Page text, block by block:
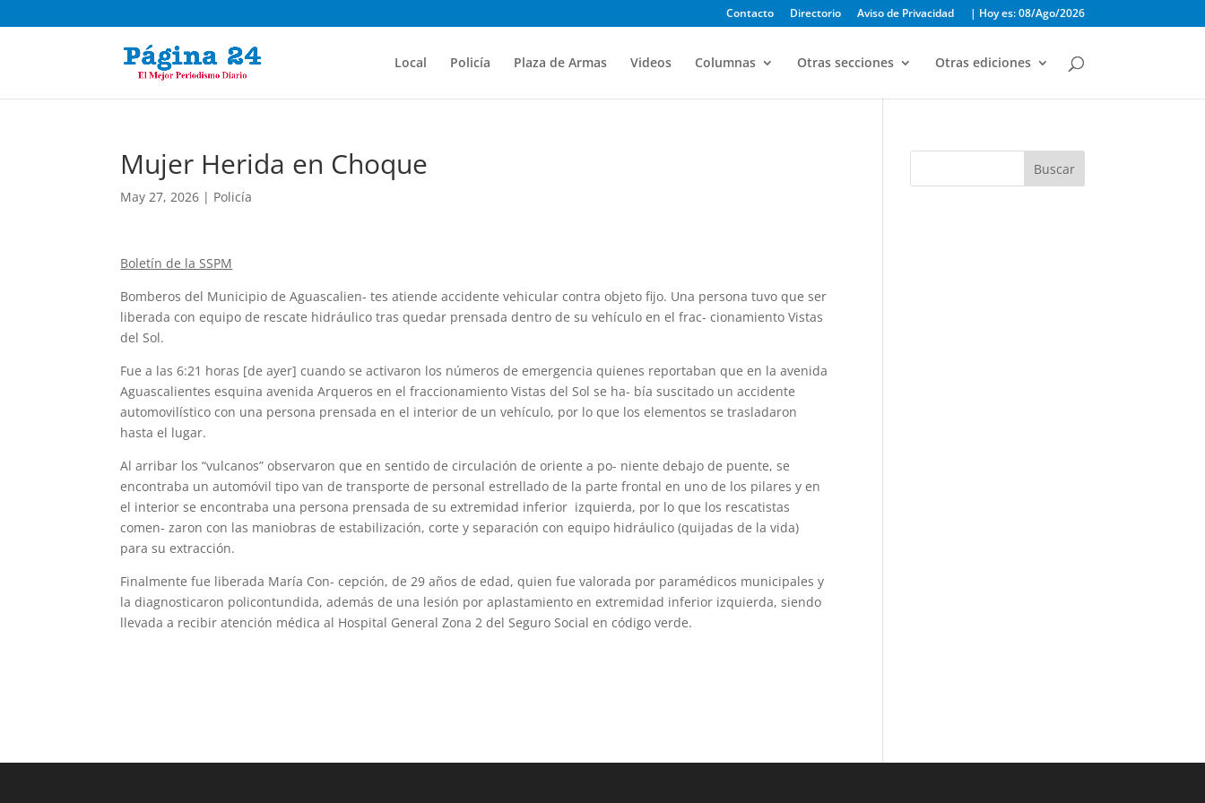
Contacto Directorio Aviso de Privacidad | Hoy es: 08/Ago/2026
Local Policía Plaza de Armas Videos Columnas Otras secciones Otras ediciones
Mujer Herida en Choque
May 27, 2026 | Policía
Boletín de la SSPM
Bomberos del Municipio de Aguascalien- tes atiende accidente vehicular contra objeto fijo. Una persona tuvo que ser
liberada con equipo de rescate hidráulico tras quedar prensada dentro de su vehículo en el frac- cionamiento Vistas
del Sol.
Fue a las 6:21 horas [de ayer] cuando se activaron los números de emergencia quienes reportaban que en la avenida
Aguascalientes esquina avenida Arqueros en el fraccionamiento Vistas del Sol se ha- bía suscitado un accidente
automovilístico con una persona prensada en el interior de un vehículo, por lo que los elementos se trasladaron
hasta el lugar.
Al arribar los “vulcanos” observaron que en sentido de circulación de oriente a po- niente debajo de puente, se
encontraba un automóvil tipo van de transporte de personal estrellado de la parte frontal en uno de los pilares y en
el interior se encontraba una persona prensada de su extremidad inferior izquierda, por lo que los rescatistas
comen- zaron con las maniobras de estabilización, corte y separación con equipo hidráulico (quijadas de la vida)
para su extracción.
Finalmente fue liberada María Con- cepción, de 29 años de edad, quien fue valorada por paramédicos municipales y
la diagnosticaron policontundida, además de una lesión por aplastamiento en extremidad inferior izquierda, siendo
llevada a recibir atención médica al Hospital General Zona 2 del Seguro Social en código verde.
Buscar